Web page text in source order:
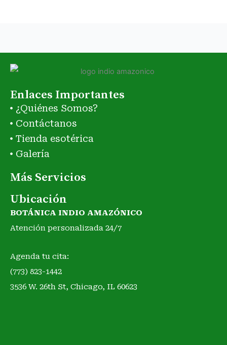
Enlaces Importantes
¿Quiénes Somos?
Contáctanos
Tienda esotérica
Galería
Más Servicios
Ubicación
BOTÁNICA INDIO AMAZÓNICO
Atención personalizada 24/7
Agenda tu cita:
(773) 823-1442
3536 W. 26th St, Chicago, IL 60623